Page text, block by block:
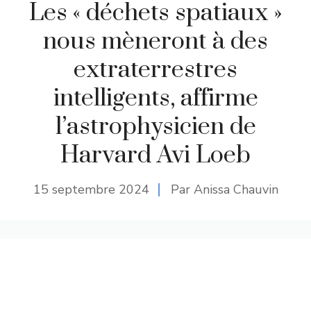
Les « déchets spatiaux »
nous mèneront à des
extraterrestres
intelligents, affirme
l’astrophysicien de
Harvard Avi Loeb
15 septembre 2024 Par Anissa Chauvin